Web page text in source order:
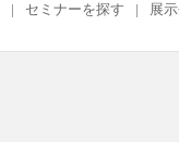
セミナーを探す 展